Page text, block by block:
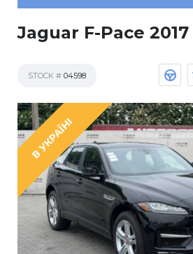
Jaguar F-Pace 2017
STOCK # 04598
В УКРАЇНІ